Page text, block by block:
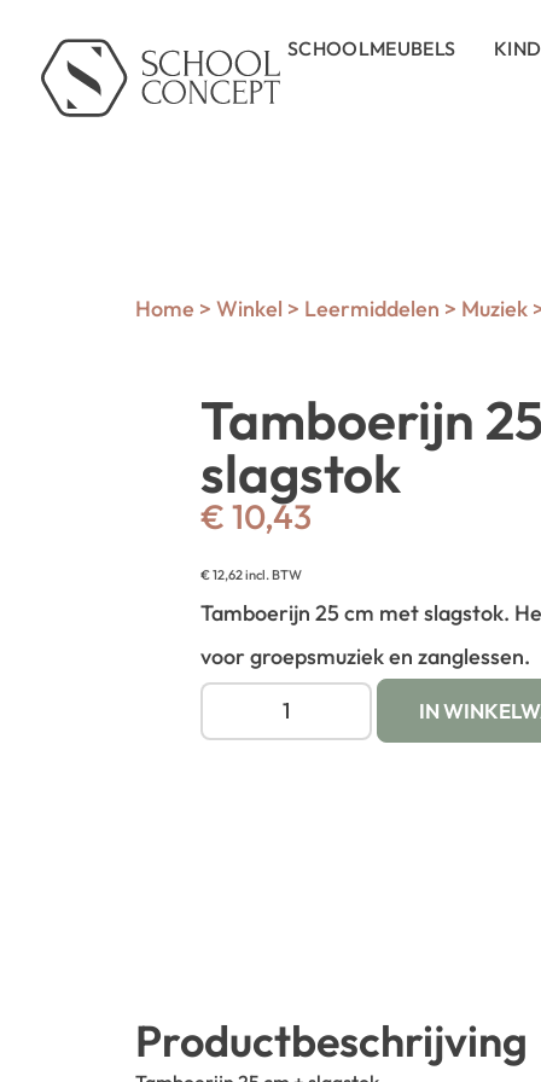
SCHOOLMEUBELS
Home > Winkel > Leermiddelen > Muziek
Tamboerijn
slagstok
€ 10,43
€12,62incl. BTW
Tamboerijn 25 cm met slagstok.
voor groepsmuziek en zanglessen.
IN
Productbeschrijving